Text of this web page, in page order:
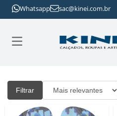
Whatsapp sac@kinei.com.br
Filtrar